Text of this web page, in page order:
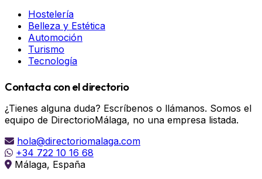
Hostelería
Belleza y Estética
Automoción
Turismo
Tecnología
Contacta con el directorio
¿Tienes alguna duda? Escríbenos o llámanos. Somos el
equipo de DirectorioMálaga, no una empresa listada.
hola@directoriomalaga.com
+34 722 10 16 68
Málaga, España